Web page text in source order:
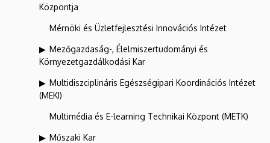
Központja
Mérnöki és Üzletfejlesztési Innovációs Intézet
Mezőgazdaság-, Élelmiszertudományi és
Környezetgazdálkodási Kar
Multidiszciplináris Egészségipari Koordinációs Intézet
(MEKI)
Multimédia és E-learning Technikai Központ (METK)
Műszaki Kar